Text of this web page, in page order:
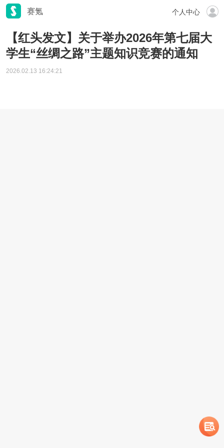
赛氪 个人中心
【红头发文】关于举办2026年第七届大
学生“丝绸之路”主题知识竞赛的通知
2026.02.13 16:24:21